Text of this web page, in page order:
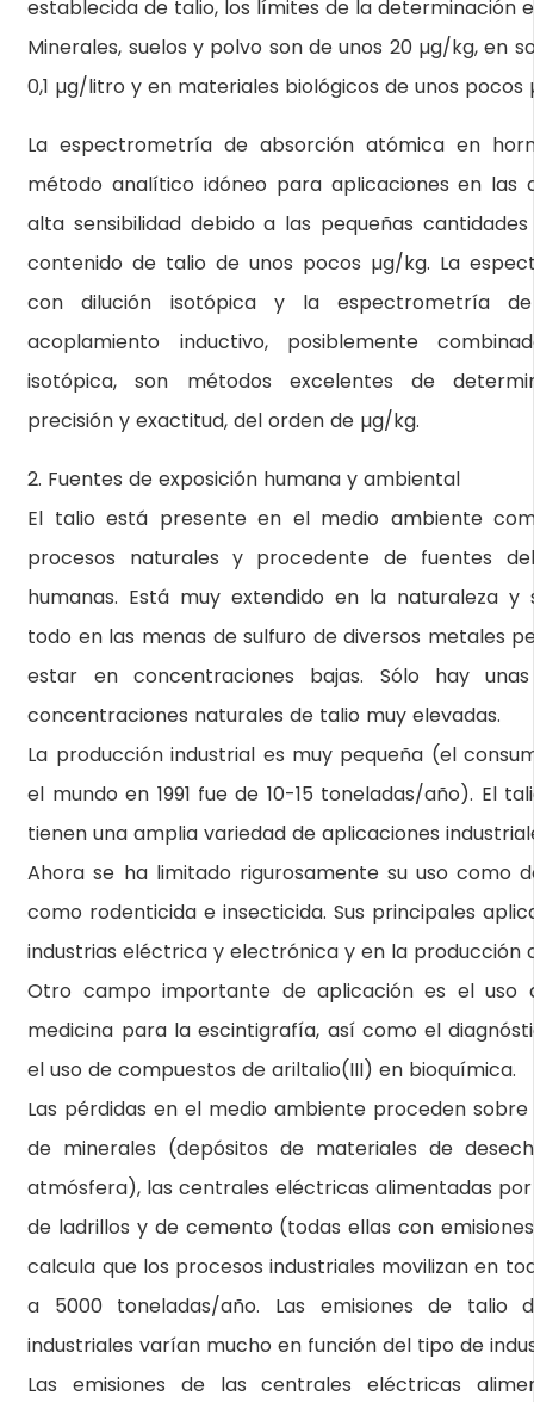
establecida de talio, los límites de la determinación
Minerales, suelos y polvo son de unos 20 µg/kg, en
0,1 µg/litro y en materiales biológicos de unos pocos
La espectrometría de absorción atómica en
método analítico idóneo para aplicaciones en las
alta sensibilidad debido a las pequeñas
contenido de talio de unos pocos µg/kg. La
con dilución isotópica y la espectrometría
acoplamiento inductivo, posiblemente
isotópica, son métodos excelentes de
precisión y exactitud, del orden de µg/kg.
2. Fuentes de exposición humana y ambiental
El talio está presente en el medio ambiente
procesos naturales y procedente de fuentes
humanas. Está muy extendido en la naturaleza y
todo en las menas de sulfuro de diversos metales
estar en concentraciones bajas. Sólo hay
concentraciones naturales de talio muy elevadas.
La producción industrial es muy pequeña (el
el mundo en 1991 fue de 10-15 toneladas/año). El
tienen una amplia variedad de aplicaciones
Ahora se ha limitado rigurosamente su uso como
como rodenticida e insecticida. Sus principales
industrias eléctrica y electrónica y en la producción
Otro campo importante de aplicación es el uso
medicina para la escintigrafía, así como el
el uso de compuestos de ariltalio(III) en bioquímica.
Las pérdidas en el medio ambiente proceden
de minerales (depósitos de materiales de
atmósfera), las centrales eléctricas alimentadas
de ladrillos y de cemento (todas ellas con
calcula que los procesos industriales movilizan en
a 5000 toneladas/año. Las emisiones de talio
industriales varían mucho en función del tipo de
Las emisiones de las centrales eléctricas